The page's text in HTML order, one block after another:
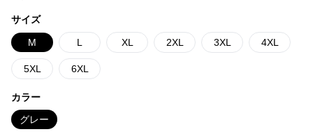
サイズ
M L XL 2XL 3XL 4XL
5XL 6XL
カラー
グレー